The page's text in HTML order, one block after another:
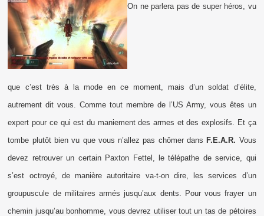
On ne parlera pas de super héros, vu
que c’est très à la mode en ce moment, mais d’un soldat d’élite,
autrement dit vous. Comme tout membre de l’US Army, vous êtes un
expert pour ce qui est du maniement des armes et des explosifs. Et ça
tombe plutôt bien vu que vous n’allez pas chômer dans F.E.A.R. Vous
devez retrouver un certain Paxton Fettel, le télépathe de service, qui
s’est octroyé, de manière autoritaire va-t-on dire, les services d’un
groupuscule de militaires armés jusqu’aux dents. Pour vous frayer un
chemin jusqu’au bonhomme, vous devrez utiliser tout un tas de pétoires